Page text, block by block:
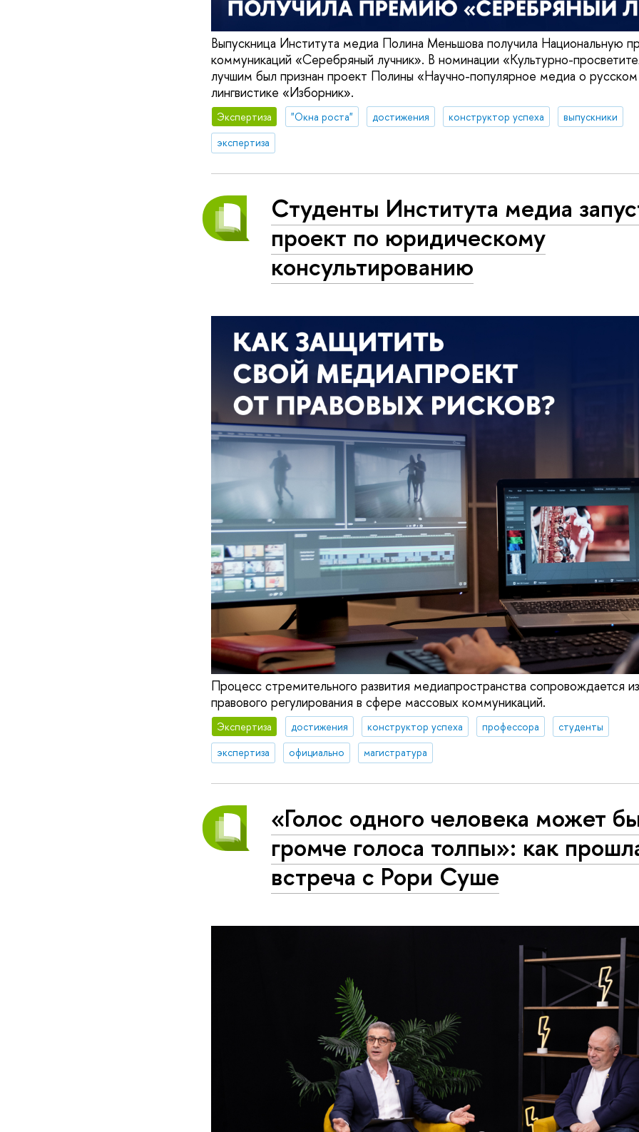
Выпускница Института медиа Полина Меньшова получила Национальную
коммуникаций «Серебряный лучник». В номинации «Культурно-
лучшим был признан проект Полины «Научно-популярное медиа о русском
лингвистике «Изборник».
Экспертиза "Окна роста" достижения конструктор успеха
выпускники
экспертиза
Студенты Института медиа
проект по юридическому
консультированию
Процесс стремительного развития медиапространства сопровождается
правового регулирования в сфере массовых коммуникаций.
Экспертиза достижения конструктор успеха профессора
студенты
экспертиза
официально магистратура
«Голос одного человека может
громче голоса толпы»: как
встреча с Рори Суше